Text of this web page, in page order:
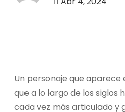
Un personaje que aparece
que a lo largo de los siglos
cada vez más articulado y